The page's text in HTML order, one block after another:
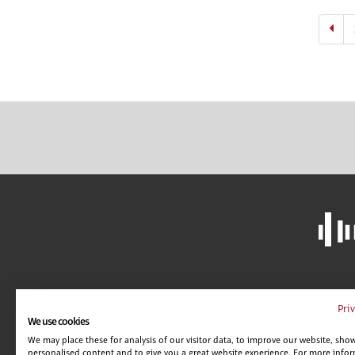
GUÍA DE CENTROS
We use cookies
We may place these for analysis of our visitor data, to improve our website,